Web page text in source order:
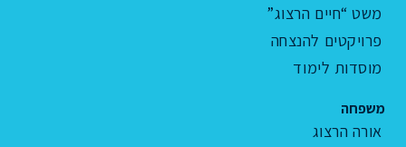
משט “חיים הרצוג”
פרויקטים להנצחה
מוסדות לימוד
משפחה
אורה הרצוג